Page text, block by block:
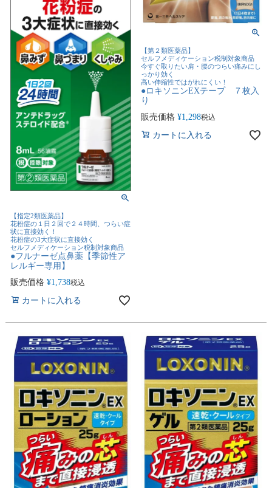
【指定2類医薬品】
花粉症の１日２回で２４時間、つらい症
状に直接効く！
花粉症の3大症状に直接効く
セルフメディケーション税制対象商品
●フルナーゼ点鼻薬【季節性ア
レルギー専用】
販売価格 ¥1,738税込
カートに入れる
【第２類医薬品】
セルフメディケーション税制対象商品
今すぐ取りたい肩・腰のつらい痛みにし
っかり効く
高い伸縮性ではがれにくい！
●ロキソニンEXテープ ７枚入
り
販売価格 ¥1,298税込
カートに入れる